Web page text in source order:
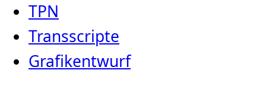
TPN
Transscripte
Grafikentwurf